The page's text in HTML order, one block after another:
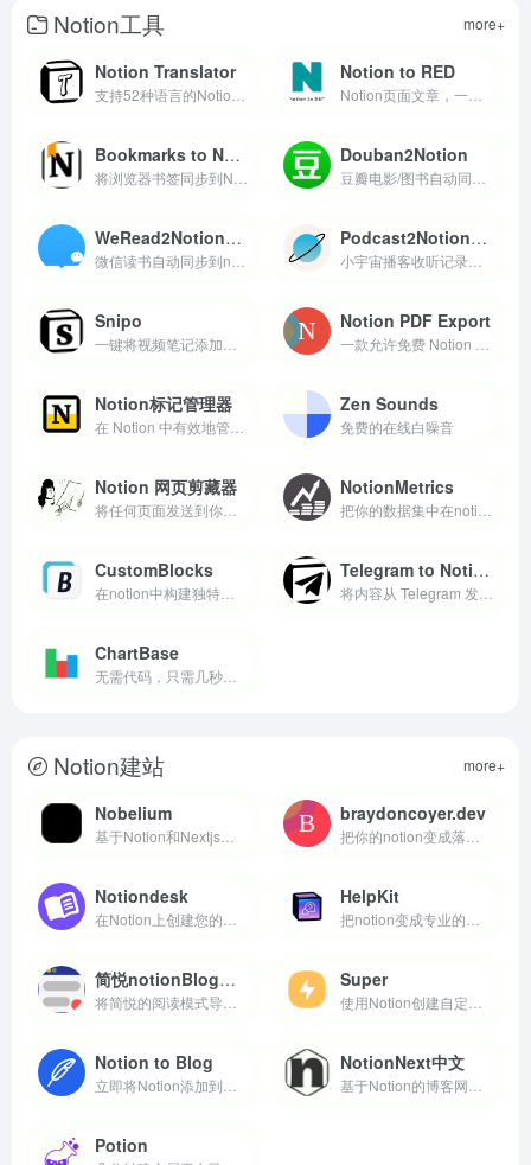
Notion工具 more+
Notion Translator Notion to RED
Bookmarks to Notion Douban2Notion
WeRead2NotionPro Podcast2NotionPro
Snipo Notion PDF Export
Notion标记管理器 Zen Sounds
免费的在线白噪音
Notion 网页剪藏器 NotionMetrics
CustomBlocks Telegram to Notion
ChartBase
Notion建站 more+
Nobelium braydoncoyer.dev
Notiondesk HelpKit
简悦notionBlog生成器 Super
Notion to Blog NotionNext中文
Potion